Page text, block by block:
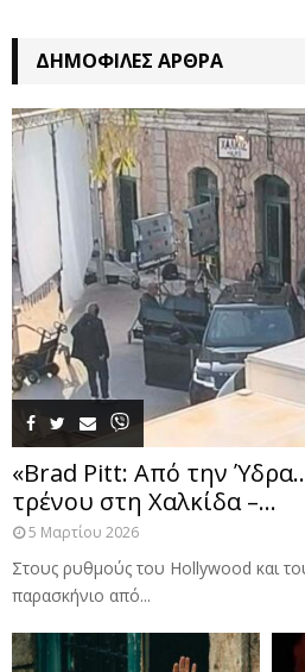
ΔΗΜΟΦΙΛΈΣ ΆΡΘΡΑ
«Brad Pitt: Από την
τρένου στη Χαλκίδα –...
5 Μαρτίου 2026
Στους ρυθμούς του Hollywood και
παρασκήνιο από...